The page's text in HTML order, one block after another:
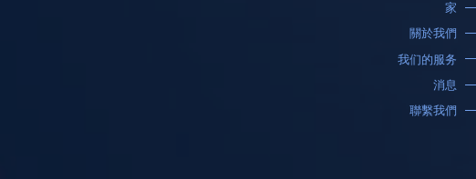
家
關於我們
我们的服务
消息
聯繫我們